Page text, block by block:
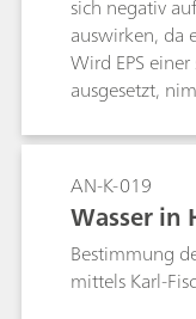
sich negativ
auswirken, da
Wird EPS
ausgesetzt,
verschlechtert
Analyse des
Fischer-
extrahiert
Wassergehalt
AN-K-019
Wasser in
Bestimmung
mittels Karl-